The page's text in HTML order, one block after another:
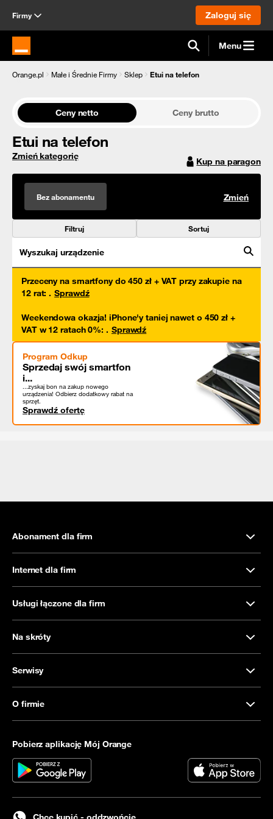
Firmy Zaloguj się
Strona główna Orange.pl Menu
Orange.pl Małe i Średnie Firmy Sklep Etui na telefon
Ceny netto Ceny brutto
Etui na telefon
Zmień kategorię Kup na paragon
Bez abonamentu Zmień
Filtruj Sortuj
Wyszukaj urządzenie
Przeceny na smartfony do 450 zł + VAT przy zakupie na
12 rat: . Sprawdź
Weekendowa okazja! iPhone'y taniej nawet o 450 zł +
VAT w 12 ratach 0%: . Sprawdź
Program Odkup
Sprzedaj swój smartfon
i...
...zyskaj bon na zakup nowego
urządzenia! Odbierz dodatkowy rabat na
sprzęt.
Sprawdź ofertę
Abonament dla firm
Internet dla firm
Usługi łączone dla firm
Na skróty
Serwisy
O firmie
Pobierz aplikację Mój Orange